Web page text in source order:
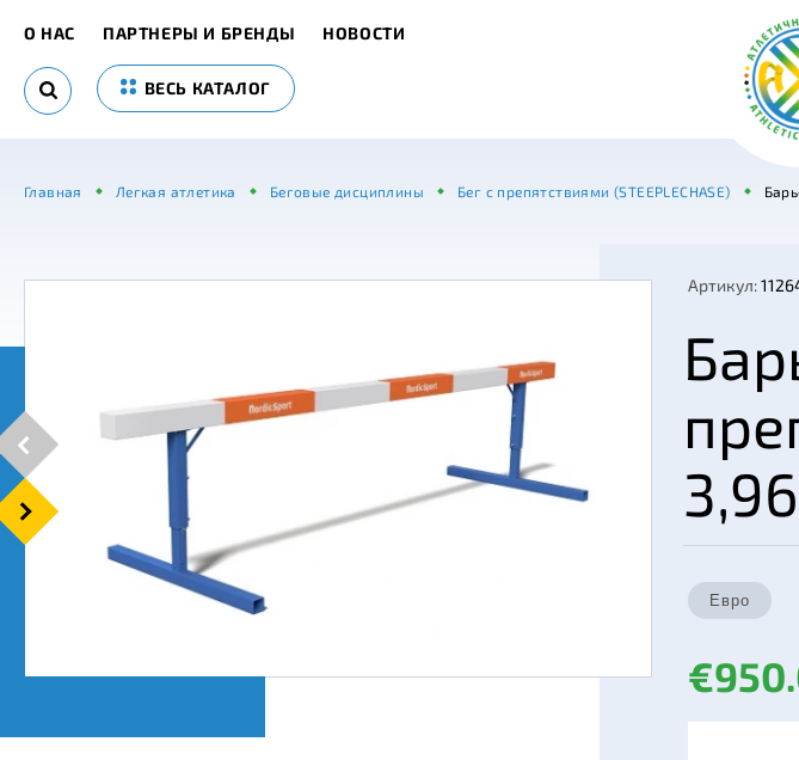
О НАС ПАРТНЕРЫ И БРЕНДЫ НОВОСТИ
ВЕСЬ КАТАЛОГ
Главная Легкая атлетика Беговые дисциплины Бег с препятствиями (STEEPLECHASE)
Артикул: